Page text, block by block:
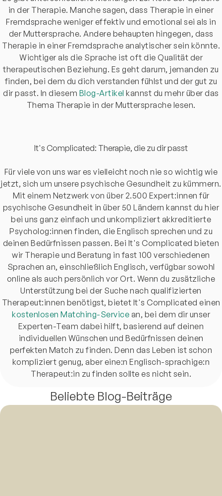
in der Therapie. Manche sagen, dass Therapie in einer
Fremdsprache weniger effektiv und emotional sei als in
der Muttersprache. Andere behaupten hingegen, dass
Therapie in einer Fremdsprache analytischer sein könnte.
Wichtiger als die Sprache ist oft die Qualität der
therapeutischen Beziehung. Es geht darum, jemanden zu
finden, bei dem du dich verstanden fühlst und der gut zu
dir passt. In diesem Blog-Artikel kannst du mehr über das
Thema Therapie in der Muttersprache lesen.
It's Complicated: Therapie, die zu dir passt
Für viele von uns war es vielleicht noch nie so wichtig wie
jetzt, sich um unsere psychische Gesundheit zu kümmern.
Mit einem Netzwerk von über 2.500 Expert:innen für
psychische Gesundheit in über 50 Ländern kannst du hier
bei uns ganz einfach und unkompliziert akkreditierte
Psycholog:innen finden, die Englisch sprechen und zu
deinen Bedürfnissen passen. Bei It's Complicated bieten
wir Therapie und Beratung in fast 100 verschiedenen
Sprachen an, einschließlich Englisch, verfügbar sowohl
online als auch persönlich vor Ort. Wenn du zusätzliche
Unterstützung bei der Suche nach qualifizierten
Therapeut:innen benötigst, bietet It's Complicated einen
kostenlosen Matching-Service an, bei dem dir unser
Experten-Team dabei hilft, basierend auf deinen
individuellen Wünschen und Bedürfnissen deinen
perfekten Match zu finden. Denn das Leben ist schon
kompliziert genug, aber eine:n Englisch-sprachige:n
Therapeut:in zu finden sollte es nicht sein.
Beliebte Blog-Beiträge